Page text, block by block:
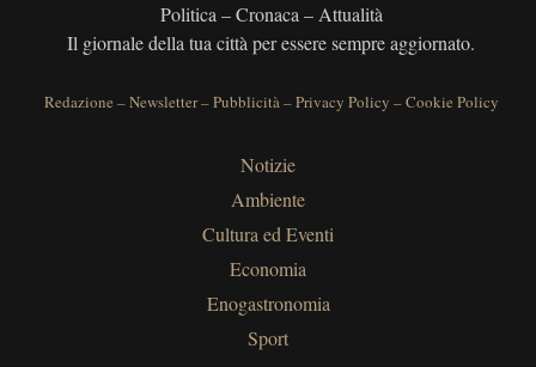
Politica – Cronaca – Attualità
Il giornale della tua città per essere sempre aggiornato.
Redazione –Newsletter–Pubblicità–Privacy Policy –Cookie Policy
Notizie
Ambiente
Cultura ed Eventi
Economia
Enogastronomia
Sport